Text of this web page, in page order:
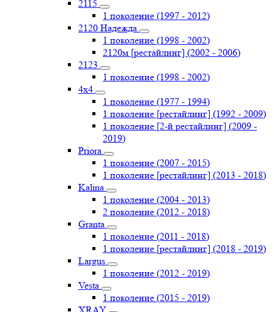
2115
1 поколение (1997 - 2012)
2120 Надежда
1 поколение (1998 - 2002)
2120м [рестайлинг] (2002 - 2006)
2123
1 поколение (1998 - 2002)
4х4
1 поколение (1977 - 1994)
1 поколение [рестайлинг] (1992 - 2009)
1 поколение [2-й рестайлинг] (2009 -
2019)
Priоra
1 поколение (2007 - 2015)
1 поколение [рестайлинг] (2013 - 2018)
Kalina
1 поколение (2004 - 2013)
2 поколение (2012 - 2018)
Granta
1 поколение (2011 - 2018)
1 поколение [рестайлинг] (2018 - 2019)
Largus
1 поколение (2012 - 2019)
Vesta
1 поколение (2015 - 2019)